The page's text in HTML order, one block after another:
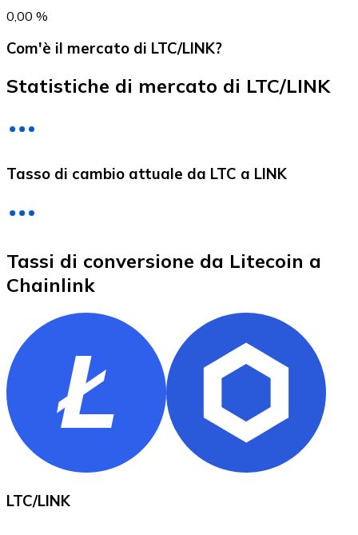
XRP
0,00 %
Com'è il mercato di LTC/LINK?
Statistiche di mercato di LTC/LINK
Tasso di cambio attuale da LTC a LINK
Tassi di conversione da Litecoin a
Chainlink
LTC/LINK